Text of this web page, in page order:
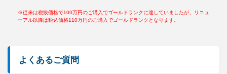
※従来は税抜価格で100万円のご購入でゴールドランクに達していましたが、リニュ
ーアル以降は税込価格110万円のご購入でゴールドランクとなります。
よくあるご質問